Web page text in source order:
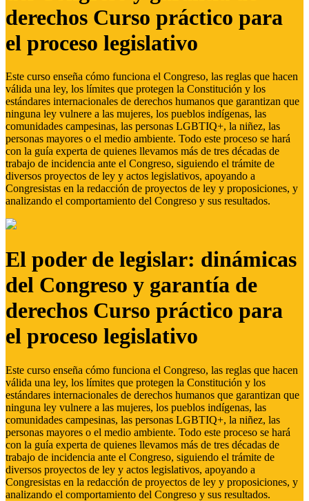
derechos Curso práctico para
el proceso legislativo
Este curso enseña cómo funciona el Congreso, las reglas que hacen
válida una ley, los límites que protegen la Constitución y los
estándares internacionales de derechos humanos que garantizan que
ninguna ley vulnere a las mujeres, los pueblos indígenas, las
comunidades campesinas, las personas LGBTIQ+, la niñez, las
personas mayores o el medio ambiente. Todo este proceso se hará
con la guía experta de quienes llevamos más de tres décadas de
trabajo de incidencia ante el Congreso, siguiendo el trámite de
diversos proyectos de ley y actos legislativos, apoyando a
Congresistas en la redacción de proyectos de ley y proposiciones, y
analizando el comportamiento del Congreso y sus resultados.
El poder de legislar: dinámicas
del Congreso y garantía de
derechos Curso práctico para
el proceso legislativo
Este curso enseña cómo funciona el Congreso, las reglas que hacen
válida una ley, los límites que protegen la Constitución y los
estándares internacionales de derechos humanos que garantizan que
ninguna ley vulnere a las mujeres, los pueblos indígenas, las
comunidades campesinas, las personas LGBTIQ+, la niñez, las
personas mayores o el medio ambiente. Todo este proceso se hará
con la guía experta de quienes llevamos más de tres décadas de
trabajo de incidencia ante el Congreso, siguiendo el trámite de
diversos proyectos de ley y actos legislativos, apoyando a
Congresistas en la redacción de proyectos de ley y proposiciones, y
analizando el comportamiento del Congreso y sus resultados.